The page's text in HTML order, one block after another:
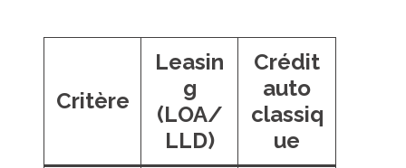
Critère
Leasin
g
(LOA/
LLD)
Crédit
auto
classiq
ue